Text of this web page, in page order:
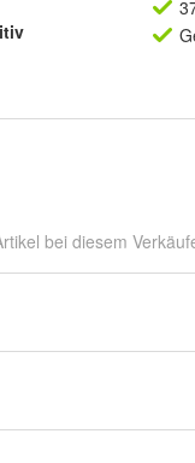
bei diesem